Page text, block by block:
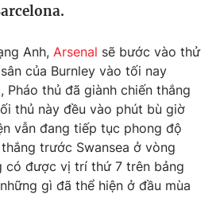
Anh, Arsenal sẽ bước vào thử
của Burnley vào tối nay
Pháo thủ đã giành chiến thắng
thủ này đều vào phút bù giờ
vẫn đang tiếp tục phong độ
trước Swansea ở vòng
có được vị trí thứ 7 trên bảng
gì đã thể hiện ở đầu mùa